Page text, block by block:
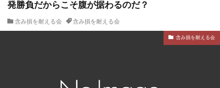
発勝負だからこそ腹が据わるのだ？
含み損を耐える会 含み損を耐える会
含み損を耐える会